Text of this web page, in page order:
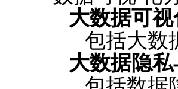
大数据可视
包括大数
大数据隐私